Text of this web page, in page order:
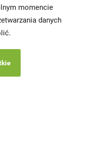
momencie
danych